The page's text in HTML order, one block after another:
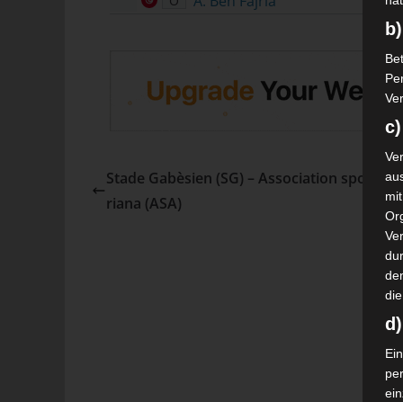
Stade Gabèsien (SG) – Association sportive
riana (ASA)